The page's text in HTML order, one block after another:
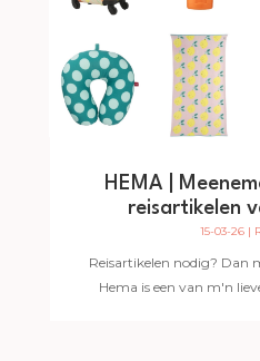
HEMA |
reisartikelen
15-03-26 |
Reisartikelen nodig? Dan
Hema is een van m'n